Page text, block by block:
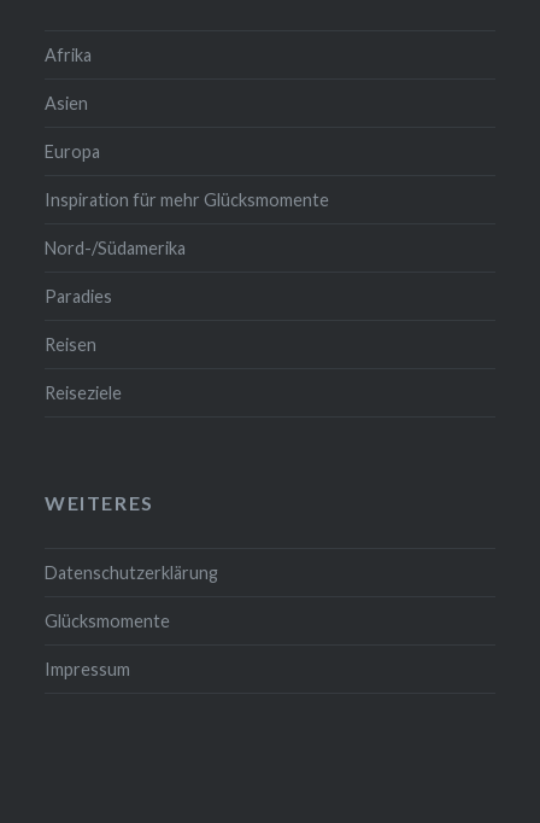
Afrika
Asien
Europa
Inspiration für mehr Glücksmomente
Nord-/Südamerika
Paradies
Reisen
Reiseziele
WEITERES
Datenschutzerklärung
Glücksmomente
Impressum